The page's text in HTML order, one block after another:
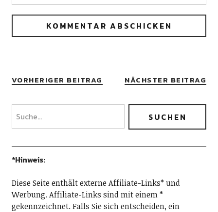
VORHERIGER BEITRAG NÄCHSTER BEITRAG
*Hinweis:
Diese Seite enthält externe Affiliate-Links* und
Werbung. Affiliate-Links sind mit einem *
gekennzeichnet. Falls Sie sich entscheiden, ein